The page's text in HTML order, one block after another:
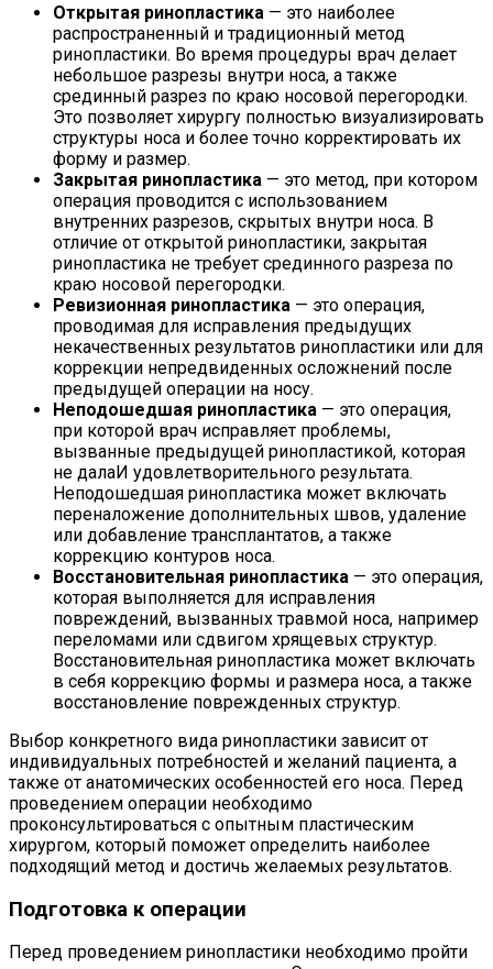
Открытая ринопластика — это наиболее
распространенный и традиционный метод
ринопластики. Во время процедуры врач делает
небольшое разрезы внутри носа, а также
срединный разрез по краю носовой перегородки.
Это позволяет хирургу полностью визуализировать
структуры носа и более точно корректировать их
форму и размер.
Закрытая ринопластика — это метод, при котором
операция проводится с использованием
внутренних разрезов, скрытых внутри носа. В
отличие от открытой ринопластики, закрытая
ринопластика не требует срединного разреза по
краю носовой перегородки.
Ревизионная ринопластика — это операция,
проводимая для исправления предыдущих
некачественных результатов ринопластики или для
коррекции непредвиденных осложнений после
предыдущей операции на носу.
Неподошедшая ринопластика — это операция,
при которой врач исправляет проблемы,
вызванные предыдущей ринопластикой, которая
не далаИ удовлетворительного результата.
Неподошедшая ринопластика может включать
переналожение дополнительных швов, удаление
или добавление трансплантатов, а также
коррекцию контуров носа.
Восстановительная ринопластика — это операция,
которая выполняется для исправления
повреждений, вызванных травмой носа, например
переломами или сдвигом хрящевых структур.
Восстановительная ринопластика может включать
в себя коррекцию формы и размера носа, а также
восстановление поврежденных структур.
Выбор конкретного вида ринопластики зависит от
индивидуальных потребностей и желаний пациента, а
также от анатомических особенностей его носа. Перед
проведением операции необходимо
проконсультироваться с опытным пластическим
хирургом, который поможет определить наиболее
подходящий метод и достичь желаемых результатов.
Подготовка к операции
Перед проведением ринопластики необходимо пройти